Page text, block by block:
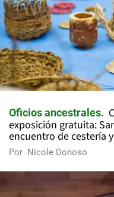
Oficios ancestrales
exposición gratuita:
encuentro de cestería
Por Nicole Donoso